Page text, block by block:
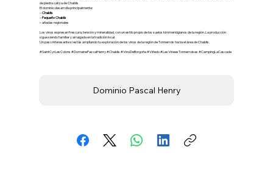
de piedra caliza de Chablis.
El dominio desarrolla principalmente:
–Chablis
–Pequeño Chablis
– añadas regionales
Los vinos expresan frescura, tensión y mineralidad, con un estilo propio de los suelos kimmeridgianos de la región. La producción
sigue siendo familiar y arraigada en la tradición local.
Un paso interesante si estás ampliando tu exploración de los vinos de la región de Tonnerrois hacia el área de Chablis.
#SaintCyrLesColons #DomainePascalHenry #Chablis #VinoDeBorgoña #Viñedo #LesVineesTonnerroises #CampingLaCascade
Dominio Pascal Henry